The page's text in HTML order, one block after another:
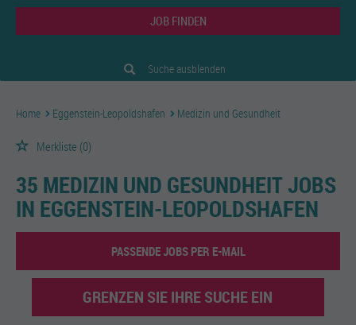
JOB FINDEN
Suche ausblenden
Home Eggenstein-Leopoldshafen Medizin und Gesundheit
Merkliste (0)
35 MEDIZIN UND GESUNDHEIT JOBS
IN EGGENSTEIN-LEOPOLDSHAFEN
PASSENDE JOBS PER E-MAIL
GRENZEN SIE IHRE SUCHE EIN